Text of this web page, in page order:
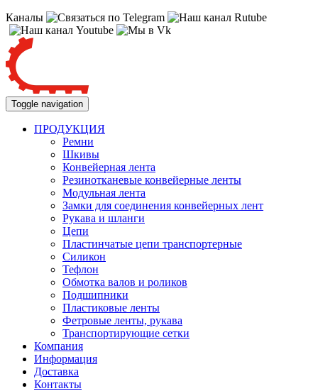
Каналы
Toggle navigation
ПРОДУКЦИЯ
Ремни
Шкивы
Конвейерная лента
Резинотканевые конвейерные ленты
Модульная лента
Замки для соединения конвейерных лент
Рукава и шланги
Цепи
Пластинчатые цепи транспортерные
Силикон
Тефлон
Обмотка валов и роликов
Подшипники
Пластиковые ленты
Фетровые ленты, рукава
Транспортирующие сетки
Компания
Информация
Доставка
Контакты